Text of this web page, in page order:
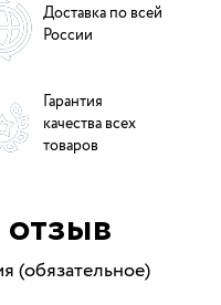
Доставка по всей
России
Гарантия
качества всех
товаров
(обязательное)